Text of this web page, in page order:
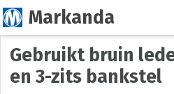
Markanda
Gebruikt bruin lederen 2-
en 3-zits bankstel